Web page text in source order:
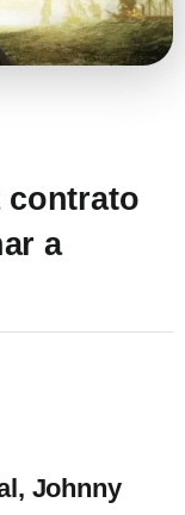
contrato
a
Johnny